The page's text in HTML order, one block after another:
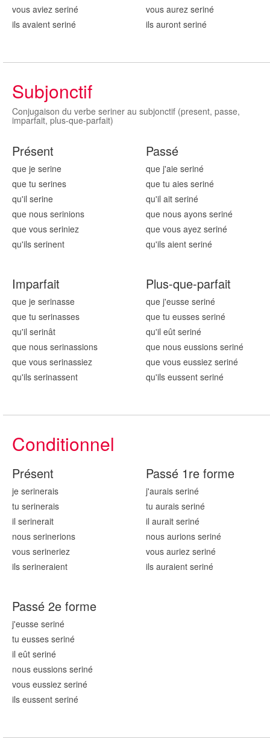
vous aviez seriné
ils avaient seriné
vous aurez seriné
ils auront seriné
Subjonctif
Conjugaison du verbe seriner au subjonctif (present, passe,
imparfait, plus-que-parfait)
Présent
que je serine
que tu serines
qu'il serine
que nous serinions
que vous seriniez
qu'ils serinent
Passé
que j'aie seriné
que tu aies seriné
qu'il ait seriné
que nous ayons seriné
que vous ayez seriné
qu'ils aient seriné
Imparfait
que je serinasse
que tu serinasses
qu'il serinât
que nous serinassions
que vous serinassiez
qu'ils serinassent
Plus-que-parfait
que j'eusse seriné
que tu eusses seriné
qu'il eût seriné
que nous eussions seriné
que vous eussiez seriné
qu'ils eussent seriné
Conditionnel
Présent
je serinerais
tu serinerais
il serinerait
nous serinerions
vous serineriez
ils serineraient
Passé 1re forme
j'aurais seriné
tu aurais seriné
il aurait seriné
nous aurions seriné
vous auriez seriné
ils auraient seriné
Passé 2e forme
j'eusse seriné
tu eusses seriné
il eût seriné
nous eussions seriné
vous eussiez seriné
ils eussent seriné